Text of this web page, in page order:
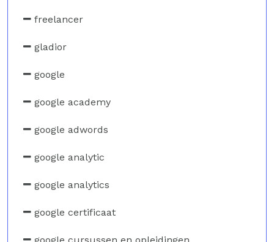
freelancer
gladior
google
google academy
google adwords
google analytic
google analytics
google certificaat
google cursussen en opleidingen